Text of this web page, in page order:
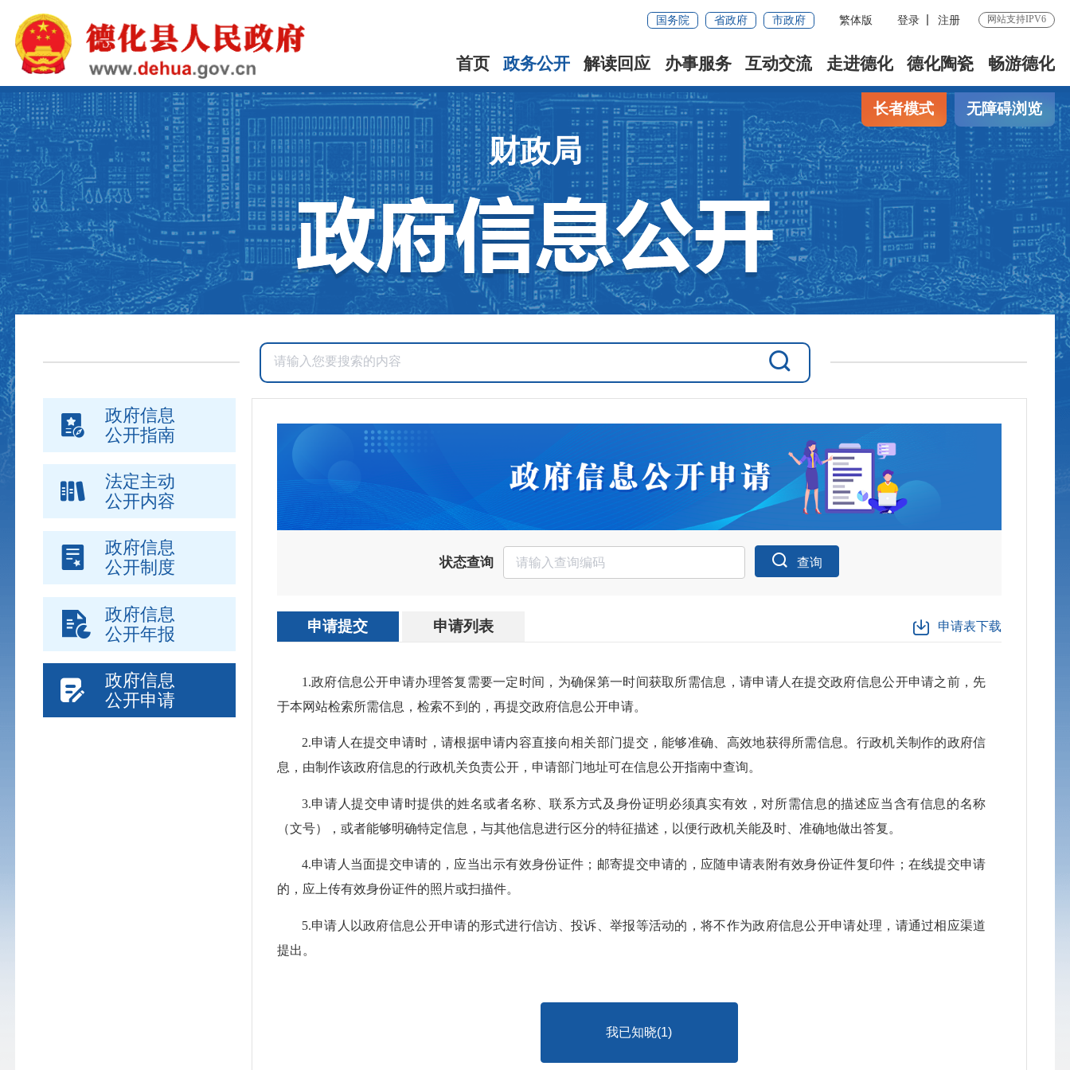
国务院 省政府 市政府 繁体版 登录 注册 网站支持IPV6
首页 政务公开 解读回应 办事服务 互动交流 走进德化 德化陶瓷 畅游德化
长者模式 无障碍浏览
财政局
政府信息
公开指南
法定主动
公开内容
政府信息
公开制度
政府信息
公开年报
政府信息
公开申请
状态查询 查询
申请提交 申请列表 申请表下载
1.政府信息公开申请办理答复需要一定时间，为确保第一时间获取所需信息，请申请人在提交政府信息公开申请之前，先
于本网站检索所需信息，检索不到的，再提交政府信息公开申请。
2.申请人在提交申请时，请根据申请内容直接向相关部门提交，能够准确、高效地获得所需信息。行政机关制作的政府信
息，由制作该政府信息的行政机关负责公开，申请部门地址可在信息公开指南中查询。
3.申请人提交申请时提供的姓名或者名称、联系方式及身份证明必须真实有效，对所需信息的描述应当含有信息的名称
（文号），或者能够明确特定信息，与其他信息进行区分的特征描述，以便行政机关能及时、准确地做出答复。
4.申请人当面提交申请的，应当出示有效身份证件；邮寄提交申请的，应随申请表附有效身份证件复印件；在线提交申请
的，应上传有效身份证件的照片或扫描件。
5.申请人以政府信息公开申请的形式进行信访、投诉、举报等活动的，将不作为政府信息公开申请处理，请通过相应渠道
提出。
我已知晓(1)